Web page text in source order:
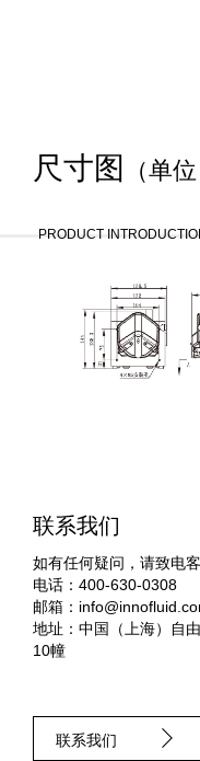
尺寸图 （单
PRODUCT
联系我们
如有任何疑问，请致电
电话：400-630-0308
邮箱：
地址：中国（上海）自
10幢
联系我们